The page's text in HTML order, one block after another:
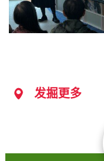
发掘更多